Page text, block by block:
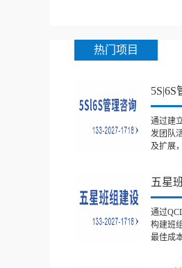
热门项目
5S|6S
通过建
发团队
及扩展
五星
通过
构建班
最佳成